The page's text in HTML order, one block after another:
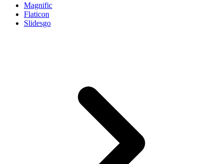
Magnific
Flaticon
Slidesgo